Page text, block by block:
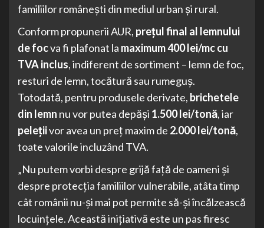
familiilor românești din mediul urban și rural.
Conform propunerii AUR, prețul final al lemnului
de focva fi plafonat la maximum 400 lei/mc cu
TVA inclus, indiferent de sortiment – lemn de foc,
resturi de lemn, tocătură sau rumeguș.
Totodată, pentru produsele derivate, brichetele
din lemn nu vor putea depăși 1.500 lei/tonă, iar
pelețiivor avea un preț maxim de 2.000 lei/tonă,
toate valorile incluzând TVA.
„Nu putem vorbi despre grijă față de oameni și
despre protecția familiilor vulnerabile, atâta timp
cât românii nu-și mai pot permite să-și încălzească
locuințele. Această inițiativă este un pas firesc